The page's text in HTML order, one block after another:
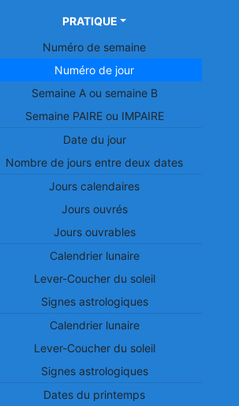
PRATIQUE
Numéro de semaine
Numéro de jour
Semaine A ou semaine B
Semaine PAIRE ou IMPAIRE
Date du jour
Nombre de jours entre deux dates
Jours calendaires
Jours ouvrés
Jours ouvrables
Calendrier lunaire
Lever-Coucher du soleil
Signes astrologiques
Calendrier lunaire
Lever-Coucher du soleil
Signes astrologiques
Dates du printemps
jours du
Calendrier